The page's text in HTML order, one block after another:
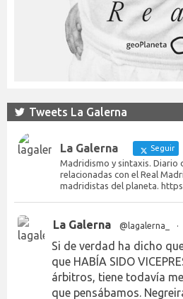
Tweets La Galerna
La Galerna Seguir
Madridismo y sintaxis. Diario
relacionadas con el Real
madridistas del planeta.
La Galerna @lagalerna_ ·
Si de verdad ha dicho
que HABÍA SIDO
árbitros, tiene todavía
que pensábamos.